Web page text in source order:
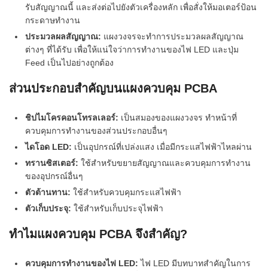
รับสัญญาณนี้ และส่งต่อไปยังตัวเครื่องหลัก เพื่อสั่งให้มอเตอร์ป้อน
กระดาษทำงาน
ประมวลผลสัญญาณ: แผงวงจรจะทำการประมวลผลสัญญาณ
ต่างๆ ที่ได้รับ เพื่อให้แน่ใจว่าการทำงานของไฟ LED และปุ่ม
Feed เป็นไปอย่างถูกต้อง
ส่วนประกอบสำคัญบนแผงควบคุม PCBA
ชิปไมโครคอนโทรลเลอร์: เป็นสมองของแผงวงจร ทำหน้าที่
ควบคุมการทำงานของส่วนประกอบอื่นๆ
ไดโอด LED: เป็นอุปกรณ์ที่เปล่งแสง เมื่อมีกระแสไฟฟ้าไหลผ่าน
ทรานซิสเตอร์: ใช้สำหรับขยายสัญญาณและควบคุมการทำงาน
ของอุปกรณ์อื่นๆ
ตัวต้านทาน: ใช้สำหรับควบคุมกระแสไฟฟ้า
ตัวเก็บประจุ: ใช้สำหรับเก็บประจุไฟฟ้า
ทำไมแผงควบคุม PCBA จึงสำคัญ?
ควบคุมการทำงานของไฟ LED: ไฟ LED มีบทบาทสำคัญในการ